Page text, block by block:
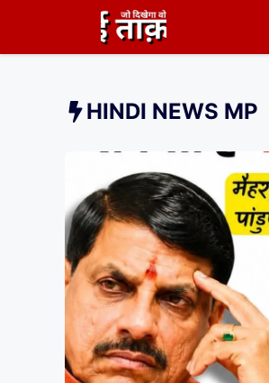
content
HINDI NEWS MP